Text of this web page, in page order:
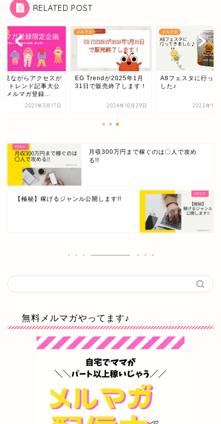
RELATED POST
見ながらアクセスが
、トレンド記事大公
メルマガ登録...
2021年3月17日
メルマガ
EG Trendが2025年1月
31日で販売終了します！
2024年10月29日
メルマガ
A8フェスタに行って
した♪
2022年11
月収300万円まで稼ぐのは〇人で攻め
る!!
【極秘】稼げるジャンル公開します!!
無料メルマガやってます♪